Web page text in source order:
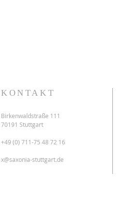
KONTAKT
Birkenwaldstraße 111
70191 Stuttgart
+49 (0) 711-75 48 72 16
x@saxonia-stuttgart.de